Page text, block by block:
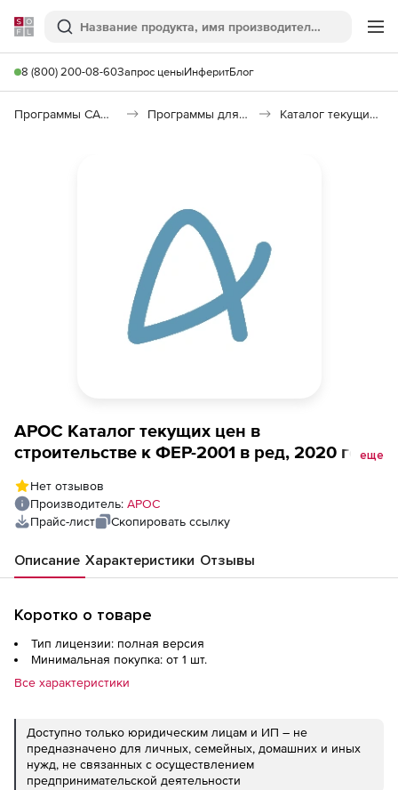
Softline
Поиск
8 (800) 200-08-60Запрос ценыИнферитБлог
Программы САПР и ГИС Программы для документооборота Каталог текущих цен в строительстве (КТЦ)
АРОС Каталог текущих цен в
строительстве к ФЕР-2001 в ред, 2020 года,
Ямало-Ненецкий АО 2-е и последующие
рабочие места
еще
Нет отзывов
Производитель: АРОС
Прайс-лист
Скопировать ссылку
Описание Характеристики Отзывы
Коротко о товаре
Тип лицензии: полная версия
Минимальная покупка: от 1 шт.
Все характеристики
Доступно только юридическим лицам и ИП – не
предназначено для личных, семейных, домашних и иных
нужд, не связанных с осуществлением
предпринимательской деятельности